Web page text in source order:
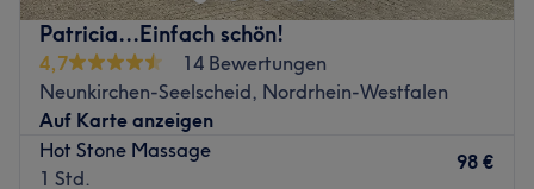
Patricia...Einfach schön!
4,7
14 Bewertungen
Neunkirchen-Seelscheid, Nordrhein-Westfalen
Auf Karte anzeigen
Hot Stone Massage
1 Std.
98 €